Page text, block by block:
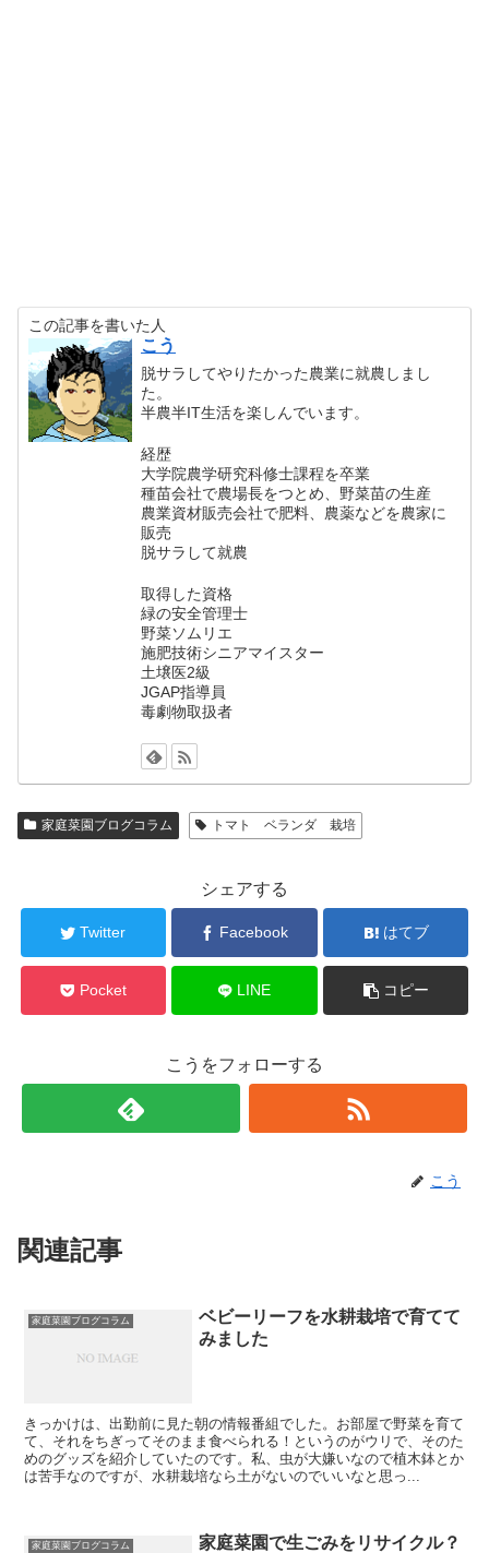
この記事を書いた人
こう
脱サラしてやりたかった農業に就農しまし
た。
半農半IT生活を楽しんでいます。
経歴
大学院農学研究科修士課程を卒業
種苗会社で農場長をつとめ、野菜苗の生産
農業資材販売会社で肥料、農薬などを農家に
販売
脱サラして就農
取得した資格
緑の安全管理士
野菜ソムリエ
施肥技術シニアマイスター
土壌医2級
JGAP指導員
毒劇物取扱者
家庭菜園ブログコラム トマト ベランダ 栽培
シェアする
Twitter Facebook はてブ
Pocket LINE コピー
こうをフォローする
こう
関連記事
家庭菜園ブログコラム
ベビーリーフを水耕栽培で育てて
みました
きっかけは、出勤前に見た朝の情報番組でした。お部屋で野菜を育て
て、それをちぎってそのまま食べられる！というのがウリで、そのた
めのグッズを紹介していたのです。私、虫が大嫌いなので植木鉢とか
は苦手なのですが、水耕栽培なら土がないのでいいなと思っ...
家庭菜園ブログコラム
家庭菜園で生ごみをリサイクル？